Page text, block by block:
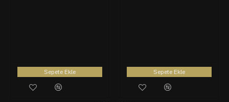
Sepete Ekle Sepete Ekle